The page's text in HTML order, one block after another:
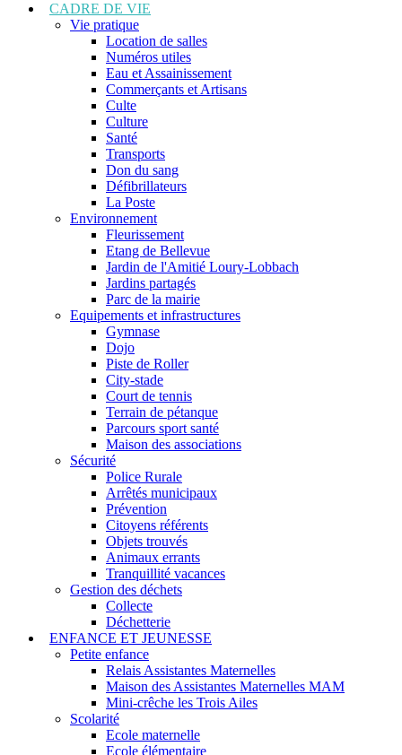
CADRE DE VIE
Vie pratique
Location de salles
Numéros utiles
Eau et Assainissement
Commerçants et Artisans
Culte
Culture
Santé
Transports
Don du sang
Défibrillateurs
La Poste
Environnement
Fleurissement
Etang de Bellevue
Jardin de l'Amitié Loury-Lobbach
Jardins partagés
Parc de la mairie
Equipements et infrastructures
Gymnase
Dojo
Piste de Roller
City-stade
Court de tennis
Terrain de pétanque
Parcours sport santé
Maison des associations
Sécurité
Police Rurale
Arrêtés municipaux
Prévention
Citoyens référents
Objets trouvés
Animaux errants
Tranquillité vacances
Gestion des déchets
Collecte
Déchetterie
ENFANCE ET JEUNESSE
Petite enfance
Relais Assistantes Maternelles
Maison des Assistantes Maternelles MAM
Mini-crêche les Trois Ailes
Scolarité
Ecole maternelle
Ecole élémentaire